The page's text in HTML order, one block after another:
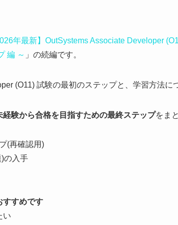
年最新】OutSystems Associate Developer
編 ～ 」の続編です。
(O11) 試験の最初のステップと、学習方法に
経験から合格を目指すための最終ステップをま
(再確認用)
の入手
すすめです
い